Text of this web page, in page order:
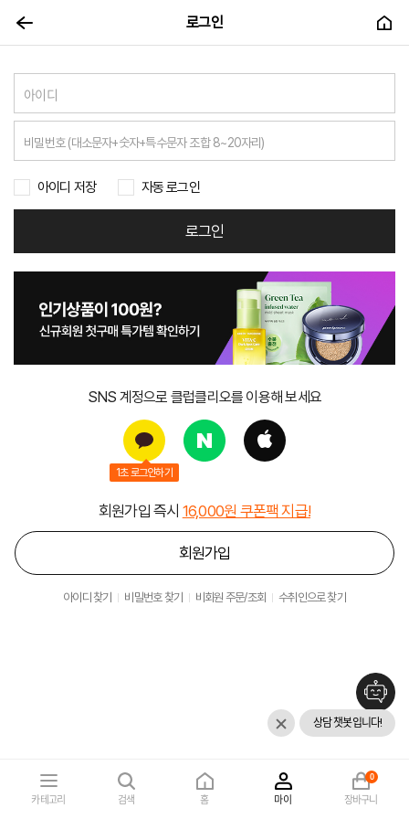
로그인
아이디 저장 자동 로그인
로그인
SNS 계정으로 클럽클리오를 이용해 보세요
1초 로그인하기
회원가입 즉시 16,000원 쿠폰팩 지급!
회원가입
아이디 찾기 비밀번호 찾기 비회원 주문/조회 수취인으로 찾기
카테고리 검색 홈 마이 장바구니
0
상담 챗봇입니다!